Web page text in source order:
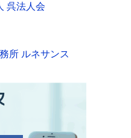
呉法人会
所 ルネサンス